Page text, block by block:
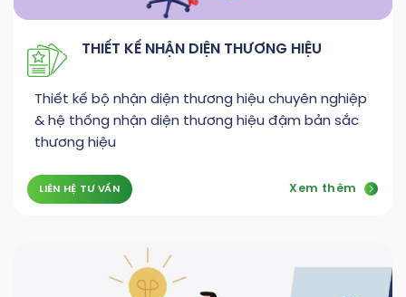
THIẾT KẾ NHẬN DIỆN THƯƠNG HIỆU
Thiết kế bộ nhận diện thương hiệu chuyên nghiệp
& hệ thống nhận diện thương hiệu đậm bản sắc
thương hiệu
LIÊN HỆ TƯ VẤN Xem thêm